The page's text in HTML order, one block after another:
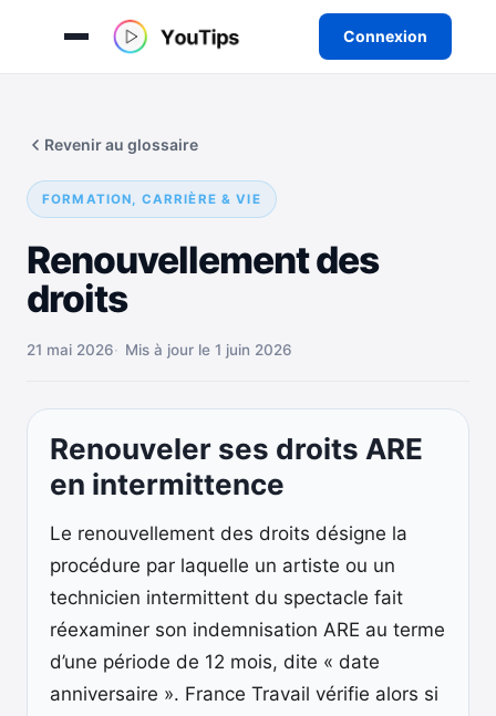
Connexion
contenu
FORMATION, CARRIÈRE & VIE
Renouvellement des
droits
Revenir au glossaire
21 mai 2026 Mis à jour le 1 juin 2026
Renouveler ses droits ARE
en intermittence
Le renouvellement des droits désigne la
procédure par laquelle un artiste ou un
technicien intermittent du spectacle fait
réexaminer son indemnisation ARE au terme
d’une période de 12 mois, dite « date
anniversaire ». France Travail vérifie alors si